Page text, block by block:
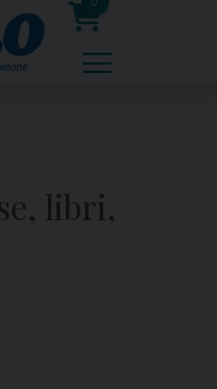
0
prodotti
libri,